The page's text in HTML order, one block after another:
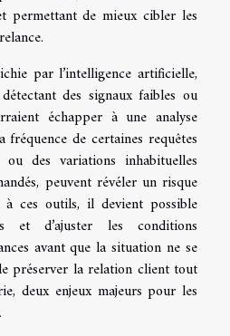
permettant de mieux cibler les
par l’intelligence artificielle,
des signaux faibles ou
échapper à une analyse
fréquence de certaines requêtes
des variations inhabituelles
peuvent révéler un risque
à ces outils, il devient possible
et d’ajuster les conditions
avant que la situation ne se
préserver la relation client tout
deux enjeux majeurs pour les